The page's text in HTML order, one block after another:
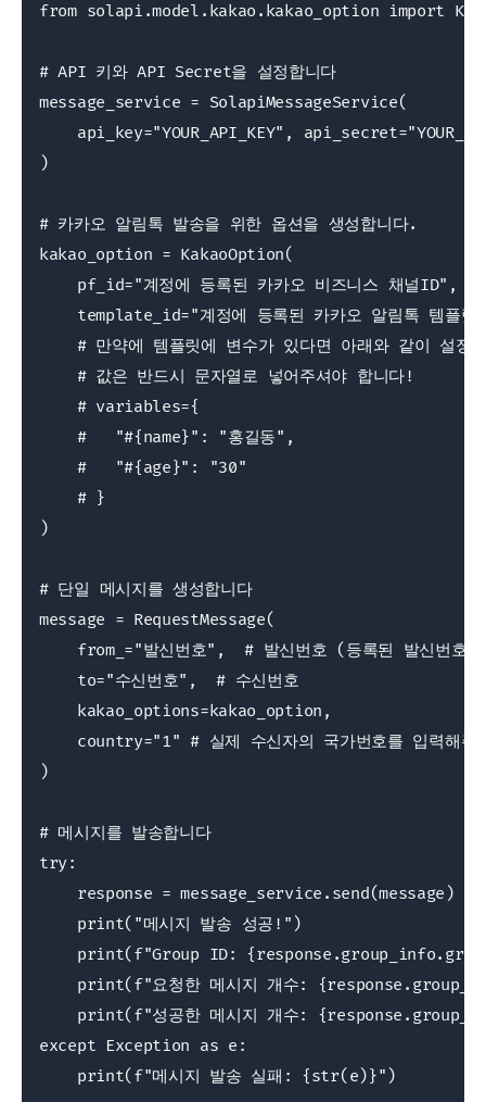
from solapi.model.kakao.kakao_option import
# API 키와 API Secret을 설정합니다
message_service = SolapiMessageService(
api_key="YOUR_API_KEY",
)
# 카카오 알림톡 발송을 위한 옵션을 생성합니다.
kakao_option = KakaoOption(
    pf_id="계정에 등록된 카카오 비즈니스 채널ID",
template_id="계정에 등록된 카카오 알림톡 템플릿
# 만약에 템플릿에 변수가 있다면 아래와 같이 설정
    # 값은 반드시 문자열로 넣어주셔야 합니다!
    # variables={
    #   "#{name}": "홍길동",
    #   "#{age}": "30"
    # }
)
# 단일 메시지를 생성합니다
message = RequestMessage(
from_="발신번호",  # 발신번호 (등록된 발신번호
    to="수신번호",  # 수신번호
    kakao_options=kakao_option,
country="1" # 실제 수신자의 국가번호를 입력해주
)
# 메시지를 발송합니다
try:
    response = message_service.send(message)
    print("메시지 발송 성공!")
print(f"Group ID:
print(f"요청한 메시지 개수:
print(f"성공한 메시지 개수:
except Exception as e:
    print(f"메시지 발송 실패: {str(e)}")